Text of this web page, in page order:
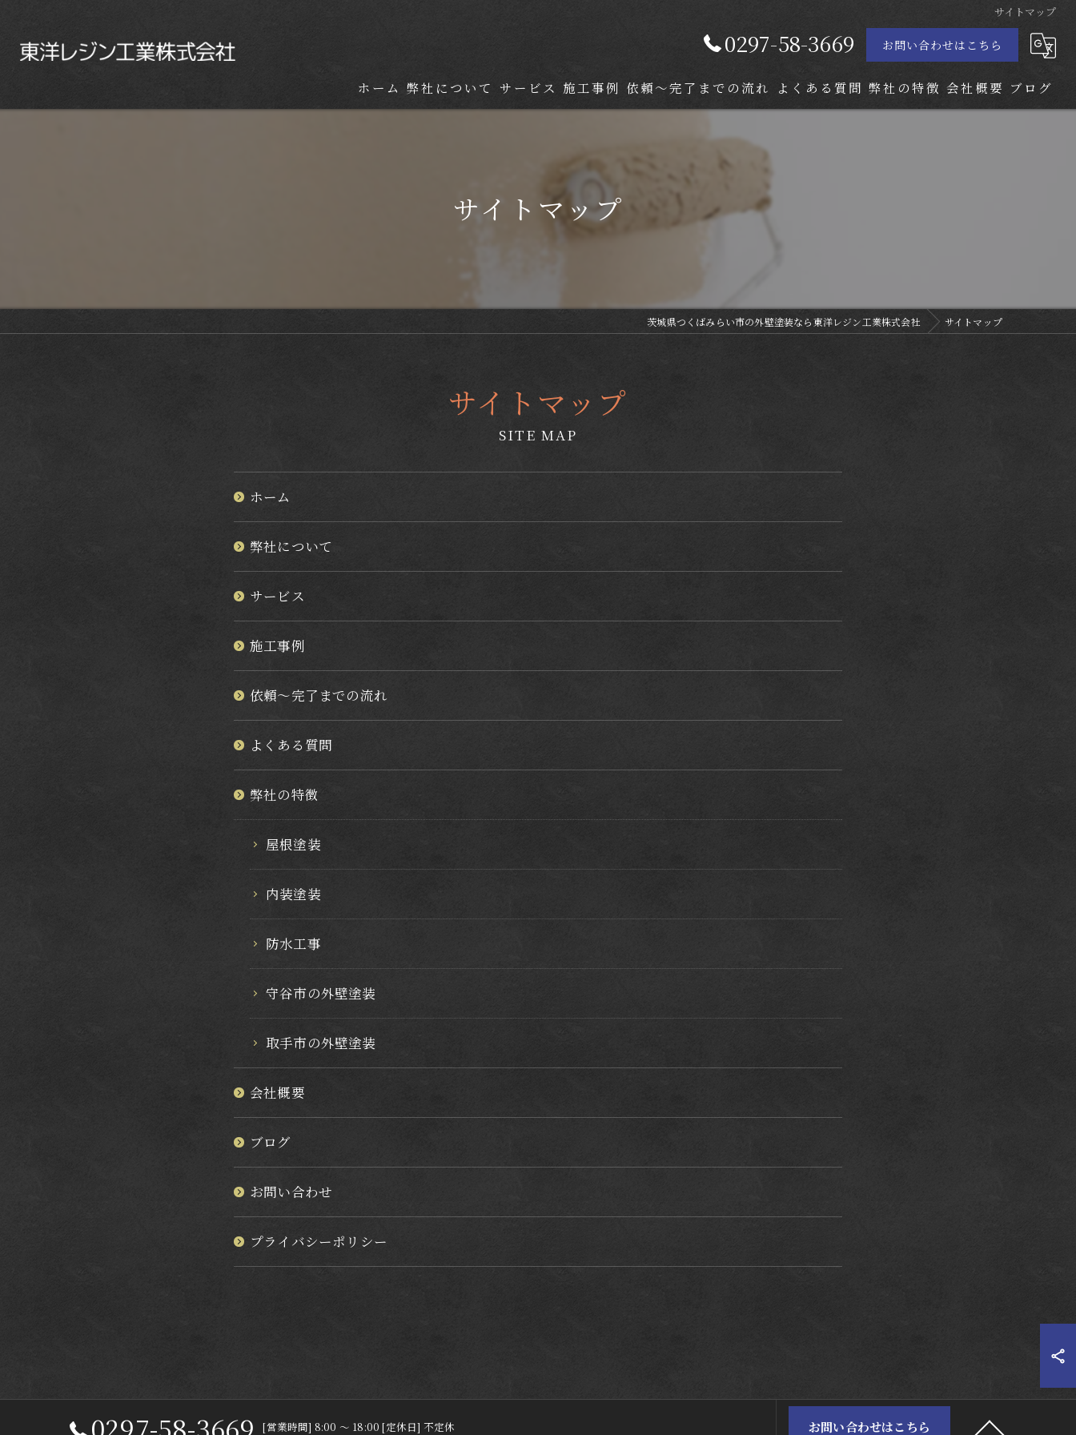
サイトマップ
0297-58-3669 お問い合わせはこちら
ホーム 弊社について サービス 施工事例 依頼～完了までの流れ よくある質問 弊社の特徴 会社概要 ブログ
サイトマップ
茨城県つくばみらい市の外壁塗装なら東洋レジン工業株式会社 サイトマップ
SITE MAP
サイトマップ
ホーム
弊社について
サービス
施工事例
依頼～完了までの流れ
よくある質問
弊社の特徴
屋根塗装
内装塗装
防水工事
守谷市の外壁塗装
取手市の外壁塗装
会社概要
ブログ
お問い合わせ
プライバシーポリシー
0297-58-3669 [営業時間] 8:00 ～ 18:00 [定休日] 不定休 お問い合わせはこちら